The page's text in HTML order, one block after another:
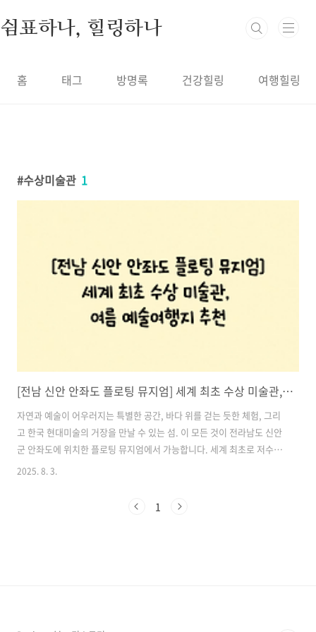
쉼표하나, 힐링하나
홈 태그 방명록 건강힐링 여행힐링
수상미술관 1
[전남 신안 안좌도 플로팅 뮤지엄] 세계 최초 수상 미술관, 여름 예술여행지 추천
자연과 예술이 어우러지는 특별한 공간, 바다 위를 걷는 듯한 체험, 그리
고 한국 현대미술의 거장을 만날 수 있는 섬. 이 모든 것이 전라남도 신안
군 안좌도에 위치한 플로팅 뮤지엄에서 가능합니다. 세계 최초로 저수지
위에 떠 있는 수상 미술관, ‘플로팅 뮤지엄’은 신안군의 1도 1뮤지엄 프로
를 찾는 분들께 강력히 추천드리는 명소입니다.이번 글에서는 플로팅 뮤
2025. 8. 3.
1